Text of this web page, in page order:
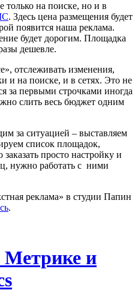
только на поиске, но и в
. Здесь цена размещения будет
появится наша реклама.
будет дорогим. Площадка
дешевле.
отслеживать изменения,
и на поиске, и в сетях. Это не
за первыми строчками иногда
слить весь бюджет одним
за ситуацией – выставляем
список площадок,
просто настройку и
нужно работать с ними
реклама» в студии Папин
.
Метрике и